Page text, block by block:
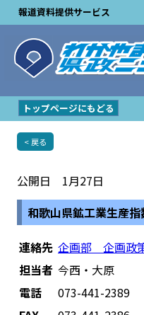
報道資料提供サービス
トップページにもどる
< 戻る
公開日 1月27日
和歌山県鉱工業生産
連絡先 企画部 企画政
担当者 今西・大原
電話
073-441-2389